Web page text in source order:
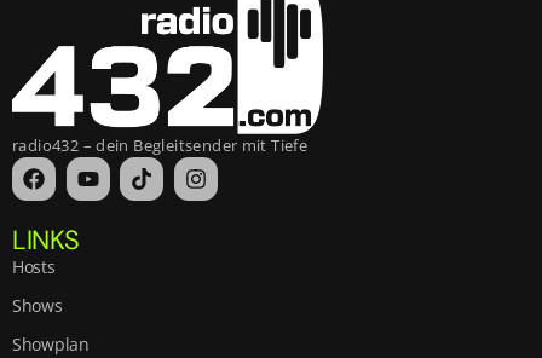
radio432 – dein Begleitsender mit Tiefe
LINKS
Hosts
Shows
Showplan